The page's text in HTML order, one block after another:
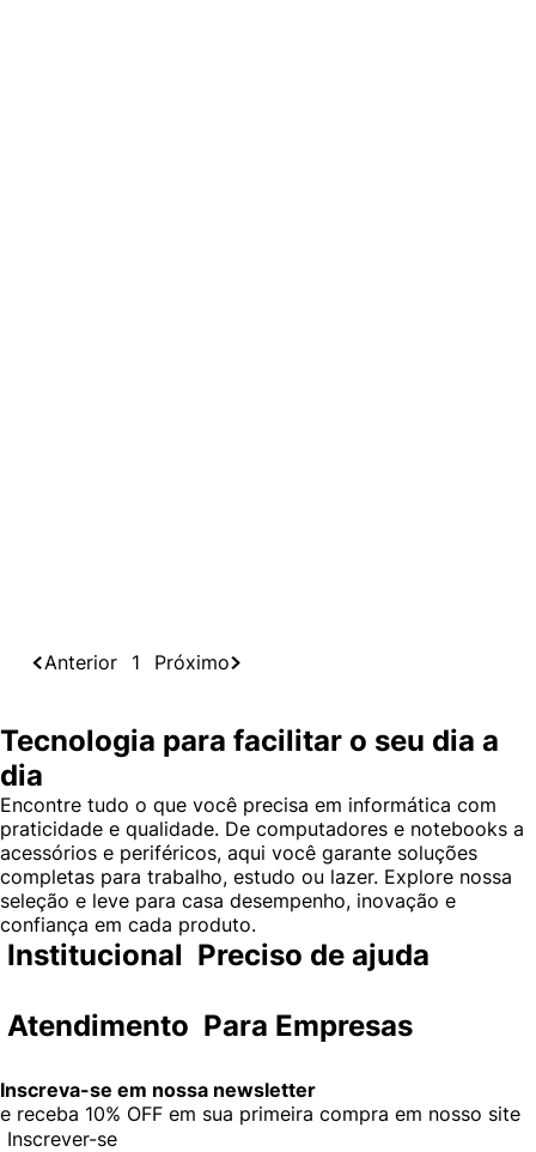
Anterior 1 Próximo
Tecnologia para facilitar o seu dia a
dia
Encontre tudo o que você precisa em informática com
praticidade e qualidade. De computadores e notebooks a
acessórios e periféricos, aqui você garante soluções
completas para trabalho, estudo ou lazer. Explore nossa
seleção e leve para casa desempenho, inovação e
confiança em cada produto.
Institucional Preciso de ajuda
Atendimento Para Empresas
Inscreva-se em nossa newsletter
e receba 10% OFF em sua primeira compra em nosso site
Inscrever-se